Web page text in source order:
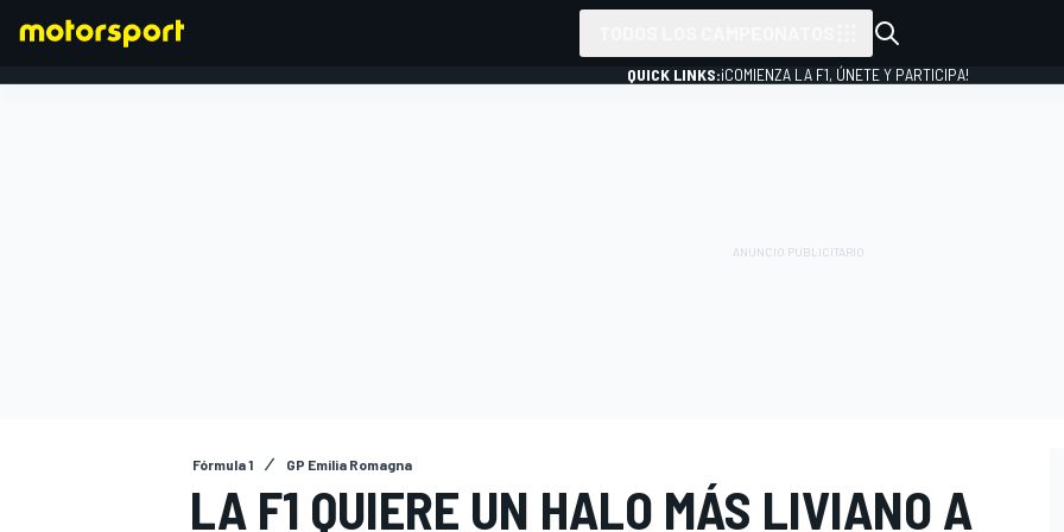
QUICK LINKS:¡COMIENZA LA F1, ÚNETE Y PARTICIPA!
Fórmula 1 GP Emilia Romagna
LA F1 QUIERE UN HALO MÁS LIVIANO A